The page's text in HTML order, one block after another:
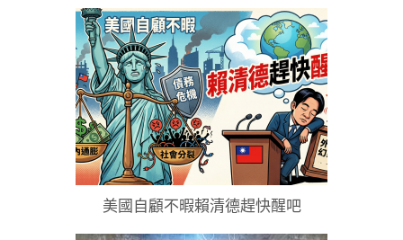
美國自顧不暇賴清德趕快醒吧